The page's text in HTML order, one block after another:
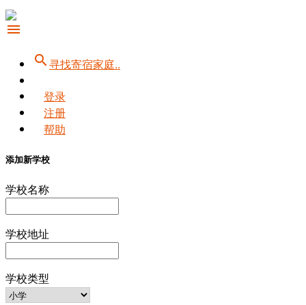
menu
search寻找寄宿家庭..
登录
注册
帮助
添加新学校
学校名称
学校地址
学校类型